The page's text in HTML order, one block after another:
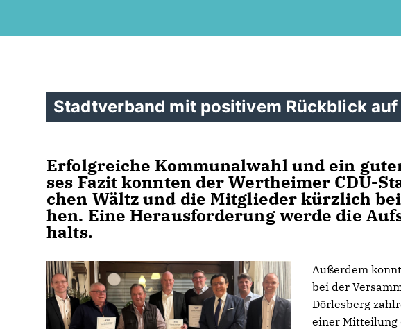
Stadtverband mit positivem Rückblick
Er­folg­rei­che Kom­mu­nal­wahl und ein
ses Fa­zit konn­ten der Wert­hei­mer CDU-
chen Wältz und die Mit­g­lie­der kürz­lich
hen. Ei­ne Her­aus­for­de­rung wer­de die
halts.
Außerdem
bei der
Dörlesberg
einer Mitteilung